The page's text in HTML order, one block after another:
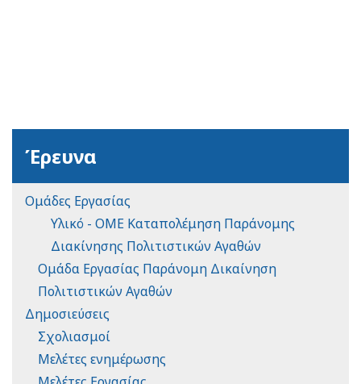
Έρευνα
Ομάδες Εργασίας
Υλικό - ΟΜΕ Καταπολέμηση Παράνομης
Διακίνησης Πολιτιστικών Αγαθών
Ομάδα Εργασίας Παράνομη Δικαίνηση
Πολιτιστικών Αγαθών
Δημοσιεύσεις
Σχολιασμοί
Μελέτες ενημέρωσης